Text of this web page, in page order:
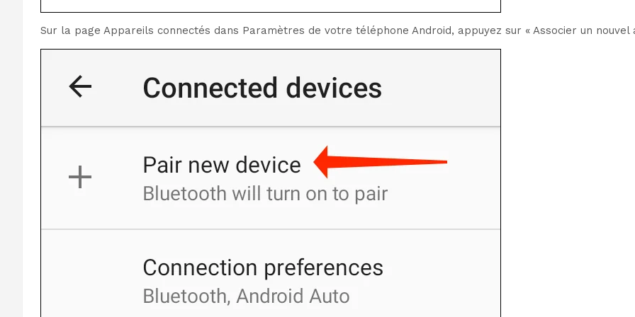
Sur la page Appareils connectés dans Paramètres de votre téléphone Android, appuyez sur « Associer un nouvel